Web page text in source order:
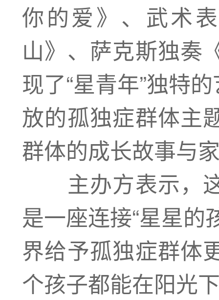
你的爱》、武术
山》、萨克斯独奏
现了“星青年”独特
放的孤独症群体主
群体的成长故事与
主办方表示，这
是一座连接“星星的
界给予孤独症群体
个孩子都能在阳光